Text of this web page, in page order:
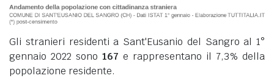
Gli stranieri residenti a Sant'Eusanio del Sangro al 1°
gennaio 2022 sono 167 e rappresentano il 7,3% della
popolazione residente.